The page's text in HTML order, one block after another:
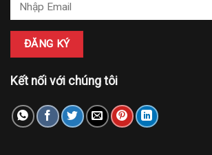
Kết nối với chúng tôi